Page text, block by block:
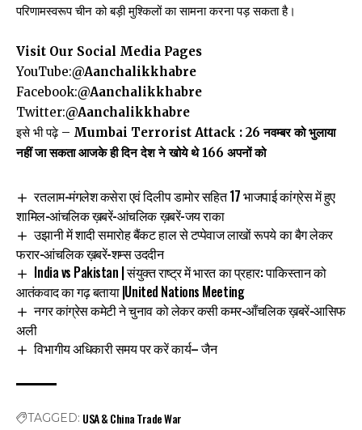
परिणामस्वरूप चीन को बड़ी मुश्किलों का सामना करना पड़ सकता है।
Visit Our Social Media Pages
YouTube:@Aanchalikkhabre
Facebook:@Aanchalikkhabre
Twitter:@Aanchalikkhabre
इसे भी पढ़े – Mumbai Terrorist Attack : 26 नवम्बर को भुलाया
नहीं जा सकता आजके ही दिन देश ने खोये थे 166 अपनों को
रतलाम-मंगलेश कसेरा एवं दिलीप डामोर सहित 17 भाजपाई कांग्रेस में हुए
शामिल-आंचलिक ख़बरें-आंचलिक ख़बरें-जय राका
उझानी में शादी समारोह बैंकट हाल से टप्पेवाज लाखों रूपये का बैग लेकर
फरार-आंचलिक ख़बरें-शम्स उददीन
India vs Pakistan | संयुक्त राष्ट्र में भारत का प्रहार: पाकिस्तान को
आतंकवाद का गढ़ बताया |United Nations Meeting
नगर कांग्रेस कमेटी ने चुनाव को लेकर कसी कमर-आँचलिक ख़बरें-आसिफ
अली
विभागीय अधिकारी समय पर करें कार्य– जैन
TAGGED: USA & China Trade War